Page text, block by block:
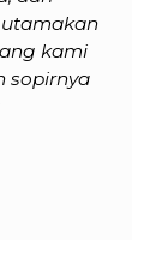
kami
sopirnya